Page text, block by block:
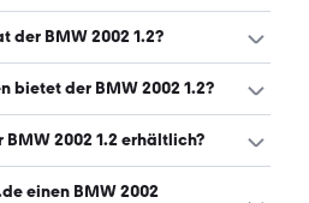
2002 bei mobile.de, davon 27
der BMW 2002 1.2?
zwischen 75 und 169
bietet der BMW 2002 1.2?
manuellem und automatischem
2002 1.2 erhältlich?
in folgenden Farben: blau,
einen BMW 2002